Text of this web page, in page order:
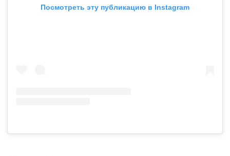
Посмотреть эту публикацию в Instagram